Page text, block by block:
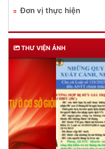
Đơn vị thực hiện
THƯ VIỆN ẢNH